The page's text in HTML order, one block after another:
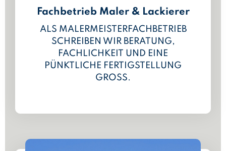
Fachbetrieb Maler & Lackierer
ALS MALERMEISTERFACHBETRIEB
SCHREIBEN WIR BERATUNG,
FACHLICHKEIT UND EINE
PÜNKTLICHE FERTIGSTELLUNG
GROSS.